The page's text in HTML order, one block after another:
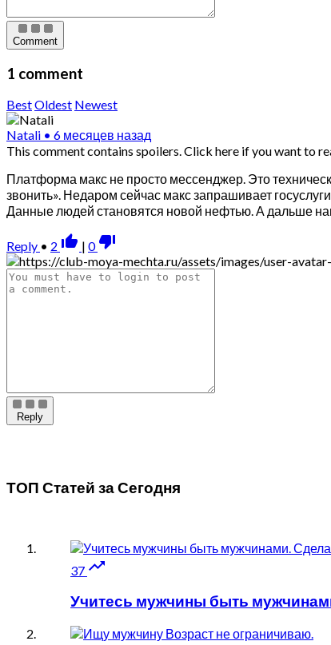
Comment
1 comment
BestOldest Newest
Natali • 6 месяцев назад
This comment contains spoilers.Click here if you want to
Платформа макс не просто мессенджер. Это
звонить». Недаром сейчас макс запрашивает
Данные людей становятся новой нефтью. А дальше
Reply • 2 thumb_up_alt | 0 thumb_down_alt
Reply
ТОП Статей заСегодня
37 
Учитесь мужчины быть